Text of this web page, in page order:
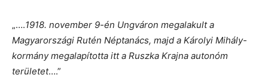
„….1918. november 9-én Ungváron megalakult a
Magyarországi Rutén Néptanács, majd a Károlyi Mihály-
kormány megalapította itt a Ruszka Krajna autonóm
területet….”